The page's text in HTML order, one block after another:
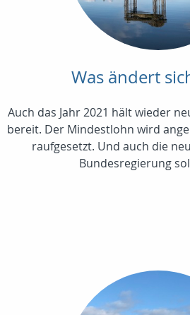
Was ändert
Auch das Jahr 2021 hält wieder
bereit. Der Mindestlohn wird
raufgesetzt. Und auch die
Bundesregierung